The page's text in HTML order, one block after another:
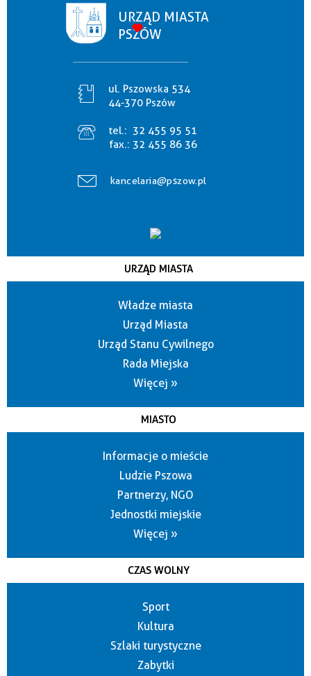
URZĄD MIASTA
PSZÓW
ul. Pszowska 534
44-370 Pszów
tel.: 32 455 95 51
fax.: 32 455 86 36
kancelaria@pszow.pl
URZĄD MIASTA
Władze miasta
Urząd Miasta
Urząd Stanu Cywilnego
Rada Miejska
Więcej »
MIASTO
Informacje o mieście
Ludzie Pszowa
Partnerzy, NGO
Jednostki miejskie
Więcej »
CZAS WOLNY
Sport
Kultura
Szlaki turystyczne
Zabytki